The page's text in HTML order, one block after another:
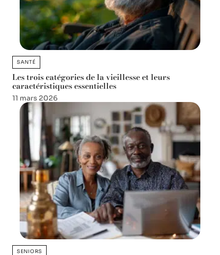
SANTÉ
Les trois catégories de la vieillesse et leurs
caractéristiques essentielles
11 mars 2026
SENIORS